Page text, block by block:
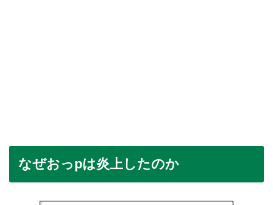
なぜおっpは炎上したのか